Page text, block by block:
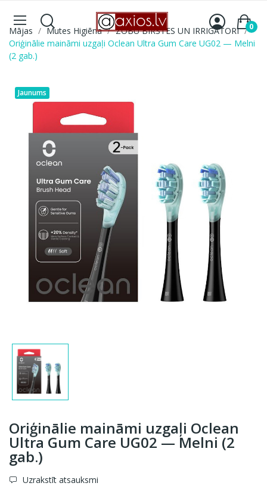
0
Mājas Mutes Higiēna
ZOBU BIRSTES UN IRRIGATORI
Oriģinālie maināmi uzgaļi Oclean Ultra Gum Care UG02 — Melni
(2 gab.)
Jaunums
Oriģinālie maināmi uzgaļi Oclean
Ultra Gum Care UG02 — Melni (2
gab.)
Uzrakstīt atsauksmi